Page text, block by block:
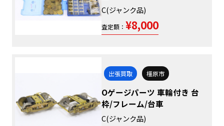
C(ジャンク品)
査定額： ¥8,000
出張買取 橿原市
Oゲージパーツ 車輪付き 台
枠/フレーム/台車
C(ジャンク品)